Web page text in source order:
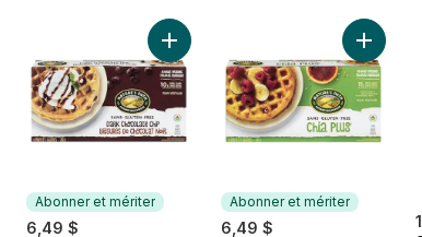
Gaufres classiques maison sans gluten biologiques
Abonner et mériter
6,49 $
Ajouter Gaufres aux pépites de
Abonner et mériter
6,49 $
Ajouter